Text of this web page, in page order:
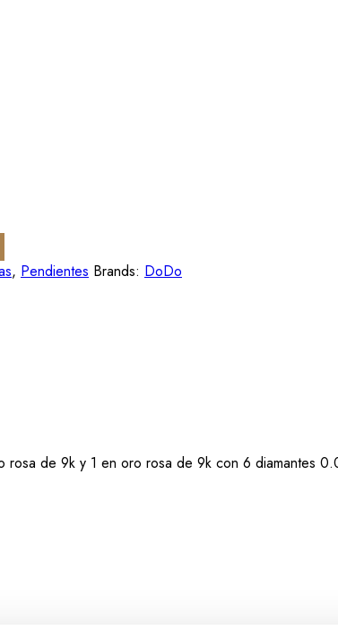
, Pendientes Brands: DoDo
de 9k y 1 en oro rosa de 9k con 6 diamantes